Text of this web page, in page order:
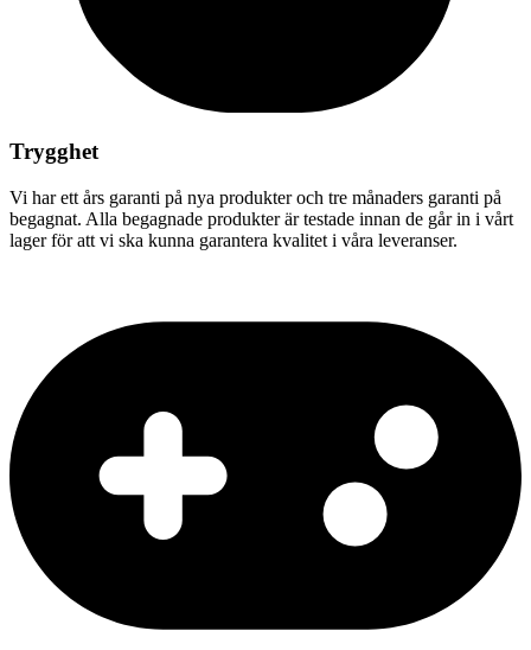
Trygghet
Vi har ett års garanti på nya produkter och tre månaders garanti på
begagnat. Alla begagnade produkter är testade innan de går in i vårt
lager för att vi ska kunna garantera kvalitet i våra leveranser.